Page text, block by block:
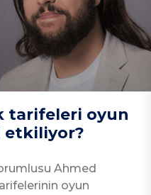
tarifeleri oyun
etkiliyor?
Ahmed
oyun